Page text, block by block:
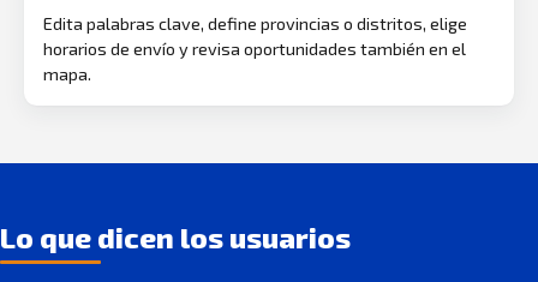
Edita palabras clave, define provincias o distritos, elige
horarios de envío y revisa oportunidades también en el
mapa.
Lo que dicen los usuarios